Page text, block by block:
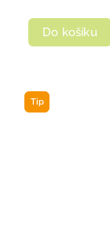
Do košíku
Tip